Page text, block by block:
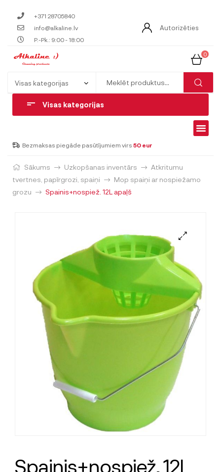
+371 28705840
info@alkaline.lv
P.-Pk.: 9:00 - 18:00
Autorizēties
0
Visas kategorijas
Bezmaksas piegāde pasūtījumiem virs 50 eur
Sākums Uzkopšanas inventārs
Atkritumu
tvertnes, papīrgrozi, spaiņi
Mop spaiņi ar nospiežamo
grozu
Spainis+nospiež. 12L apaļš
Spainis+nospiež. 12L